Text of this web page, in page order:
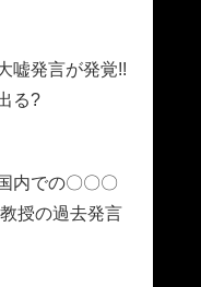
嘘発言が発覚!!
る?
内での〇〇〇
授の過去発言